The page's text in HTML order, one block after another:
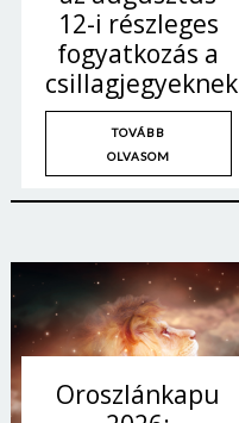
12-i részleges
fogyatkozás a
csillagjegyeknek
TOVÁBB
OLVASOM
Oroszlánkapu